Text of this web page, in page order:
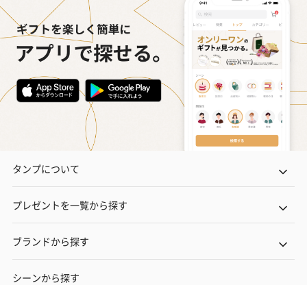
タンプについて
プレゼントを一覧から探す
ブランドから探す
シーンから探す